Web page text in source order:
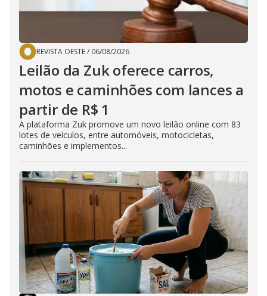
REVISTA OESTE/ 06/08/2026
Leilão da Zuk oferece carros,
motos e caminhões com lances a
partir de R$ 1
A plataforma Zuk promove um novo leilão online com 83
lotes de veículos, entre automóveis, motocicletas,
caminhões e implementos...